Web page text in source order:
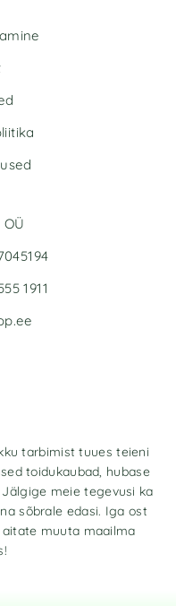
tarbimist tuues teieni
toidukaubad, hubase
meie tegevusi ka
sõbrale edasi. Iga ost
muuta maailma
1911